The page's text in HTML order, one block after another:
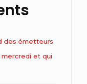
des émetteurs
mercredi et qui